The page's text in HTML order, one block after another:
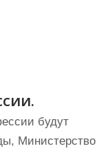
будут
Министерство